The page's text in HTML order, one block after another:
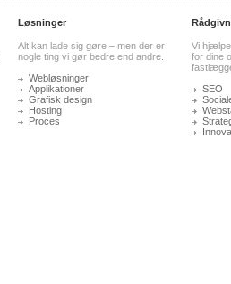
Løsninger
Alt kan lade sig gøre – men der er
nogle ting vi gør bedre end andre.
Webløsninger
Applikationer
Grafisk design
Hosting
Proces
Vi
for dine
SEO